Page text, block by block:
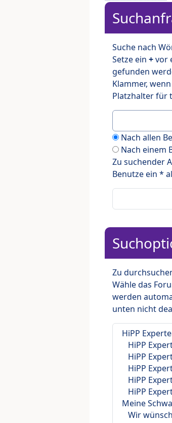
Suche nach
Setze ein +vor
gefunden
Klammer,
Platzhalter für
Nach allen
Nach einem
Zu suchender
Benutze ein *
Zu
Wähle das
werden
unten nicht